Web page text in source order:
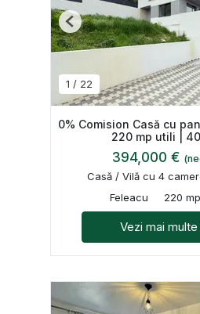
1 / 22
Previous
0% Comision Casă cu
220 mp utili |
394,000 €
Casă / Vilă cu 4
Feleacu
220 mp
Vezi mai